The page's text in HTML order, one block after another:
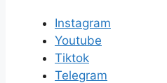
Instagram
Youtube
Tiktok
Telegram